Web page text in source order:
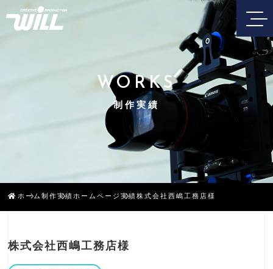
WORKS
制作実績
ホーム制作実績ホームページ実績株式会社西嶋工務店様
株式会社西嶋工務店様